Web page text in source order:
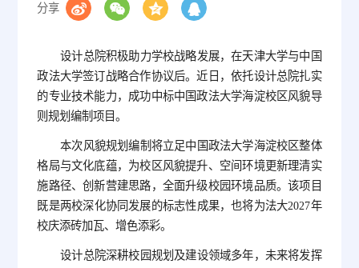
分享
设计总院积极助力学校战略发展，在天津大学与中国
政法大学签订战略合作协议后。近日，依托设计总院扎实
的专业技术能力，成功中标中国政法大学海淀校区风貌导
则规划编制项目。
本次风貌规划编制将立足中国政法大学海淀校区整体
格局与文化底蕴，为校区风貌提升、空间环境更新理清实
施路径、创新营建思路，全面升级校园环境品质。该项目
既是两校深化协同发展的标志性成果，也将为法大2027年
校庆添砖加瓦、增色添彩。
设计总院深耕校园规划及建设领域多年，未来将发挥